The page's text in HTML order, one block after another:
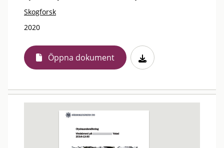
Skogforsk
2020
Öppna dokument